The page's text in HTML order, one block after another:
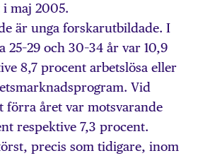
maj 2005.
är unga forskarutbildade. I
25–29 och 30–34 år var 10,9
8,7 procent arbetslösa eller
Vid
förra året var motsvarande
respektive 7,3 procent.
precis som tidigare, inom